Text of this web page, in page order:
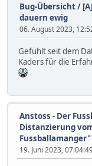
Bug-Übersicht/
dauern ewig
06. August 2023,
Gefühlt seit dem
Kaders für die
Anstoss - Der
Distanzierung
19. Juni 2023,